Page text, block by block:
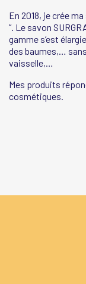
En 2018, je crée
”. Le savon
gamme s’est
des baumes,…
vaisselle,…
Mes produits
cosmétiques.